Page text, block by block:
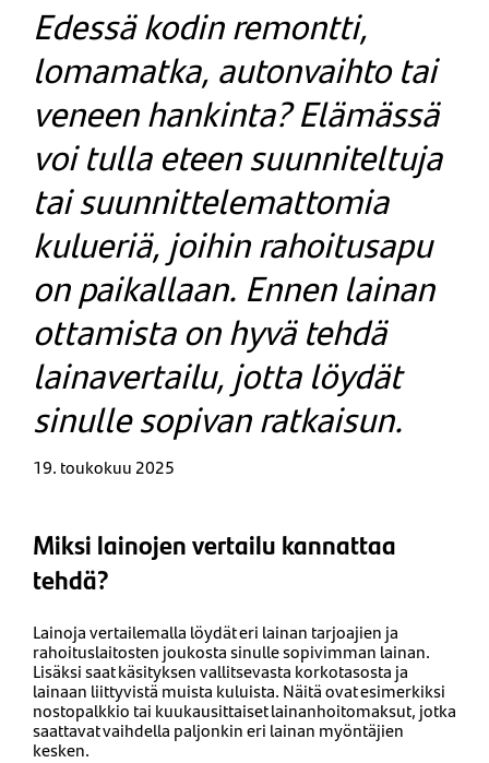
Edessä kodin remontti,
lomamatka, autonvaihto tai
veneen hankinta? Elämässä
voi tulla eteen suunniteltuja
tai suunnittelemattomia
kulueriä, joihin rahoitusapu
on paikallaan. Ennen lainan
ottamista on hyvä tehdä
lainavertailu, jotta löydät
sinulle sopivan ratkaisun.
19. toukokuu 2025
Miksi lainojen vertailu kannattaa
tehdä?
Lainoja vertailemalla löydät eri lainan tarjoajien ja
rahoituslaitosten joukosta sinulle sopivimman lainan.
Lisäksi saat käsityksen vallitsevasta korkotasosta ja
lainaan liittyvistä muista kuluista. Näitä ovat esimerkiksi
nostopalkkio tai kuukausittaiset lainanhoitomaksut, jotka
saattavat vaihdella paljonkin eri lainan myöntäjien
kesken.